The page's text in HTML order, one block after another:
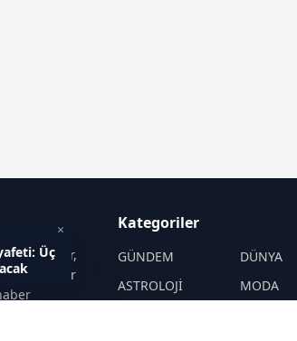
Üç
×
ünlüler,
dedikodular
Kategoriler
GÜNDEM
DÜNYA
ASTROLOJİ
MODA